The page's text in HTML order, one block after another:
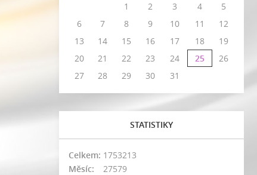
1
2 3 4
5
6
7 8 9 10 11
12
13
14 15 16 17 18
19
20
21 22 23 24 25
26
27
28 29 30 31
STATISTIKY
Celkem: 1753213
Měsíc:
27579